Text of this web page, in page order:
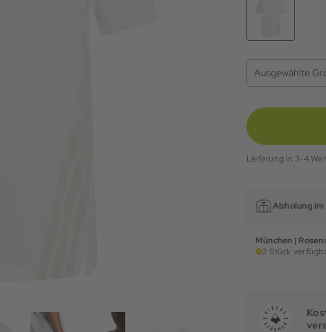
Ausgewählte
Lieferung in 3-4
Abholung im
München |
2 Stück